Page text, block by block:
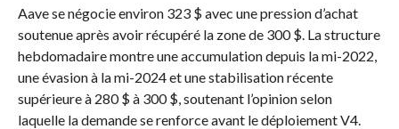
Aave se négocie environ 323 $ avec une pression d’achat
soutenue après avoir récupéré la zone de 300 $. La structure
hebdomadaire montre une accumulation depuis la mi-2022,
une évasion à la mi-2024 et une stabilisation récente
supérieure à 280 $ à 300 $, soutenant l’opinion selon
laquelle la demande se renforce avant le déploiement V4.